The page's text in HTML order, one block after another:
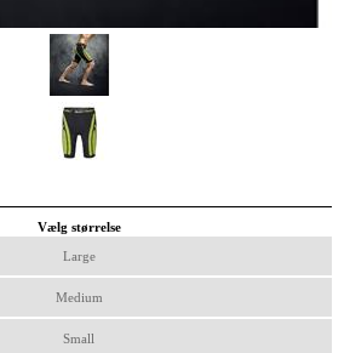
Vælg størrelse
Large
Medium
Small